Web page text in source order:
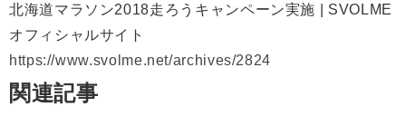
北海道マラソン2018走ろうキャンペーン実施 | SVOLME
オフィシャルサイト
https://www.svolme.net/archives/2824
関連記事